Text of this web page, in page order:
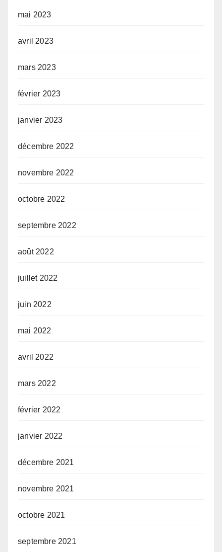
mai 2023
avril 2023
mars 2023
février 2023
janvier 2023
décembre 2022
novembre 2022
octobre 2022
septembre 2022
août 2022
juillet 2022
juin 2022
mai 2022
avril 2022
mars 2022
février 2022
janvier 2022
décembre 2021
novembre 2021
octobre 2021
septembre 2021